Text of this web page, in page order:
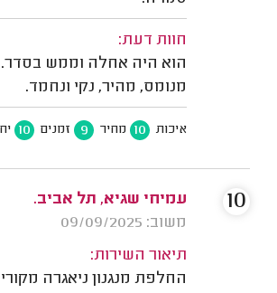
חוות דעת:
הוא היה אחלה וממש בסדר.
מנומס, מהיר, נקי ונחמד.
איכות 10 מחיר 9 זמנים 10
עמיחי שגיא, תל אביב.
משוב: 09/09/2025
תיאור השירות:
החלפת מנגנון ניאגרה מקורי
10